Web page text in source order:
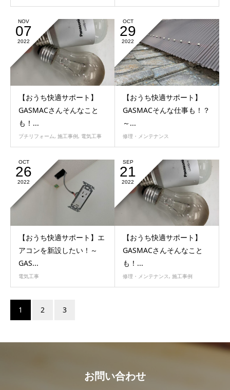
NOV
07
2022
【おうち快適サポート】
GASMACさんそんなこと
も！...
プチリフォーム, 施工事例, 電気工事
OCT
29
2022
【おうち快適サポート】
GASMACそんな仕事も！？
～...
修理・メンテナンス
OCT
26
2022
【おうち快適サポート】エ
アコンを新設したい！～
GAS...
電気工事
SEP
21
2022
【おうち快適サポート】
GASMACさんそんなこと
も！...
修理・メンテナンス, 施工事例
1 2 3
お問い合わせ